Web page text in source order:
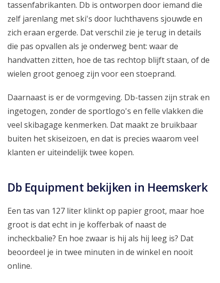
tassenfabrikanten. Db is ontworpen door iemand die
zelf jarenlang met ski's door luchthavens sjouwde en
zich eraan ergerde. Dat verschil zie je terug in details
die pas opvallen als je onderweg bent: waar de
handvatten zitten, hoe de tas rechtop blijft staan, of de
wielen groot genoeg zijn voor een stoeprand.
Daarnaast is er de vormgeving. Db-tassen zijn strak en
ingetogen, zonder de sportlogo's en felle vlakken die
veel skibagage kenmerken. Dat maakt ze bruikbaar
buiten het skiseizoen, en dat is precies waarom veel
klanten er uiteindelijk twee kopen.
Db Equipment bekijken in Heemskerk
Een tas van 127 liter klinkt op papier groot, maar hoe
groot is dat echt in je kofferbak of naast de
incheckbalie? En hoe zwaar is hij als hij leeg is? Dat
beoordeel je in twee minuten in de winkel en nooit
online.